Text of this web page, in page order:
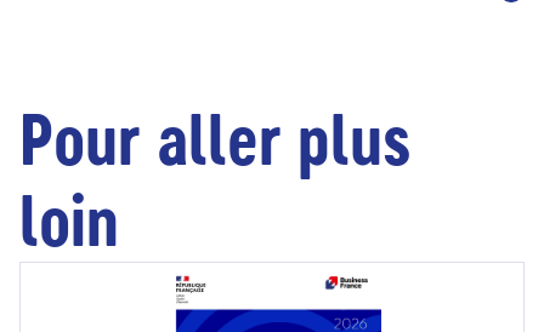
Pour aller plus
loin